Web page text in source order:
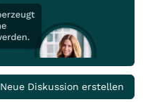
Neue Diskussion erstellen